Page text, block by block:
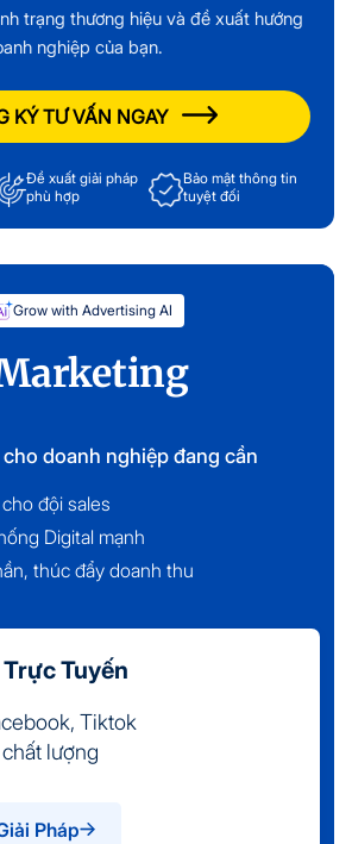
trạng thương hiệu và đề xuất hướng
nghiệp của bạn.
KÝ TƯ VẤN NGAY
Đề xuất giải pháp
phù hợp
Bảo mật thông tin
tuyệt đối
Grow with Advertising AI
doanh nghiệp đang cần
đội sales
Digital mạnh
thúc đẩy doanh thu
Tuyến
Tiktok
lượng
Pháp